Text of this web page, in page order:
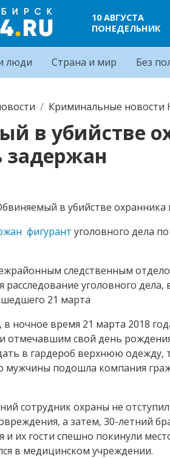
10 АВГУСТА
ПОНЕДЕЛЬНИК
люди Страна и мир Без
Криминальные новости
в убийстве
фигурант уголовного дела
следственным
расследование уголовного
21 марта
в ночное время 21 марта 2018
отмечавшим свой день
в гардероб верхнюю
мужчины подошла компания
сотрудник охраны не
а затем, 30-летний
и их гости спешно покинули
в медицинском учреждении.